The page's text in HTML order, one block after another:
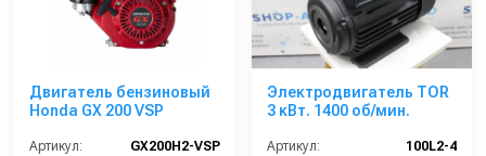
Двигатель бензиновый
Honda GX 200 VSP
Артикул:
GX200H2-VSP
Электродвигатель TOR
3 кВт. 1400 об/мин.
Артикул:
100L2-4